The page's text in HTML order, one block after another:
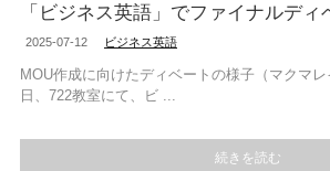
「ビジネス英語」でファイナルディ
2025-07-12 ビジネス英語
MOU作成に向けたディベートの様子（マクマ
日、722教室にて、ビ ...
続きを読む